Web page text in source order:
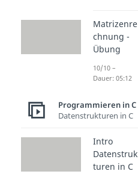
Matrizenre
chnung -
Übung
10/10 –
Dauer: 05:12
Programmieren in C
Datenstrukturen in C
Intro
Datenstruk
turen in C